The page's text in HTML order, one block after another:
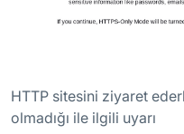
HTTP sitesini ziyaret
olmadığı ile ilgili uyarı